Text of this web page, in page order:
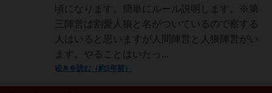
頃になります。簡単にルール説明します。※第
三陣営は割愛人狼と名がついているので察する
人はいると思いますが人間陣営と人狼陣営がい
ます。やることはいたっ...
続きを読む（約3年前）